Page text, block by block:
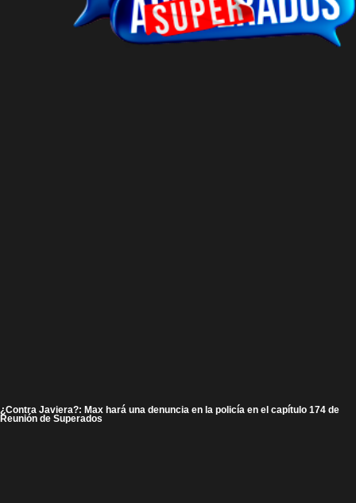
¿Contra Javiera?: Max hará una denuncia en la policía en el capítulo 174 de
Reunión de Superados